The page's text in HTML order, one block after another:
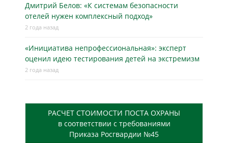
Дмитрий Белов: «К системам безопасности
отелей нужен комплексный подход»
2 года назад
«Инициатива непрофессиональная»: эксперт
оценил идею тестирования детей на экстремизм
2 года назад
РАСЧЕТ СТОИМОСТИ ПОСТА ОХРАНЫ
в соответствии с требованиями
Приказа Росгвардии №45